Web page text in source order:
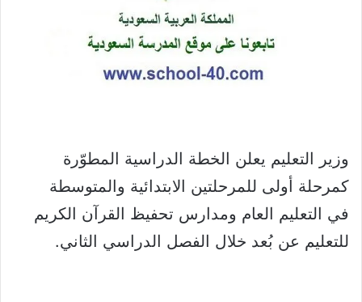
وزير التعليم يعلن الخطة الدراسية المطوّرة
كمرحلة أولى للمرحلتين الابتدائية والمتوسطة
في التعليم العام ومدارس تحفيظ القرآن الكريم
للتعليم عن بُعد خلال الفصل الدراسي الثاني.